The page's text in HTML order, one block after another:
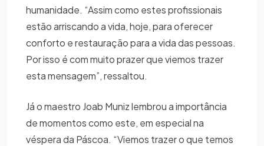
humanidade. “Assim como estes profissionais
estão arriscando a vida, hoje, para oferecer
conforto e restauração para a vida das pessoas.
Por isso é com muito prazer que viemos trazer
esta mensagem”, ressaltou.
Já o maestro Joab Muniz lembrou a importância
de momentos como este, em especial na
véspera da Páscoa. “Viemos trazer o que temos